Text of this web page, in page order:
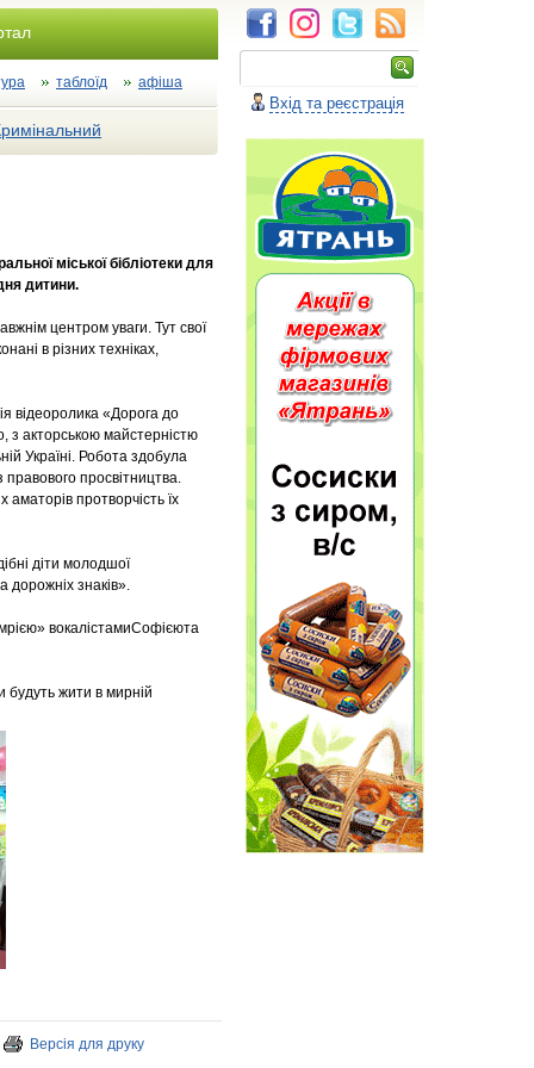
таблоїд афіша
міської бібліотеки для
дитини.
центром уваги. Тут свої
в різних техніках,
відеоролика «Дорога до
з акторською майстерністю
Україні. Робота здобула
правового просвітництва.
протворчість їх
діти молодшої
дорожніх знаків».
вокалістамиСофієюта
будуть жити в мирній
Версія для друку
Вхід та реєстрація